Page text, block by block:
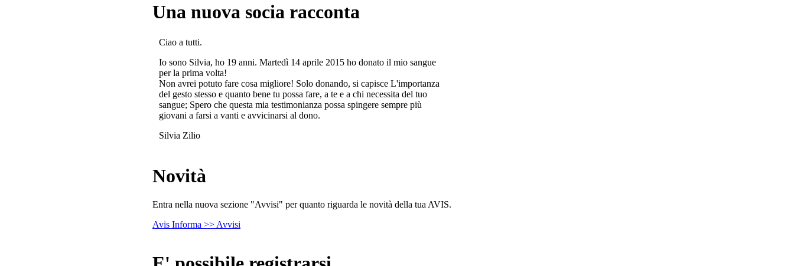
Una nuova socia racconta
Ciao a tutti.
Io sono Silvia, ho 19 anni. Martedì 14 aprile 2015 ho donato il mio sangue
per la prima volta!
Non avrei potuto fare cosa migliore! Solo donando, si capisce L'importanza
del gesto stesso e quanto bene tu possa fare, a te e a chi necessita del tuo
sangue; Spero che questa mia testimonianza possa spingere sempre più
giovani a farsi a vanti e avvicinarsi al dono.
Silvia Zilio
Novità
Entra nella nuova sezione "Avvisi" per quanto riguarda le novità della tua AVIS.
Avis Informa >> Avvisi